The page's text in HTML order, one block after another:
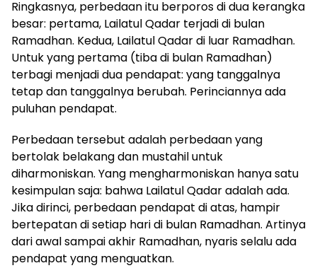
Ringkasnya, perbedaan itu berporos di dua kerangka
besar: pertama, Lailatul Qadar terjadi di bulan
Ramadhan. Kedua, Lailatul Qadar di luar Ramadhan.
Untuk yang pertama (tiba di bulan Ramadhan)
terbagi menjadi dua pendapat: yang tanggalnya
tetap dan tanggalnya berubah. Perinciannya ada
puluhan pendapat.
Perbedaan tersebut adalah perbedaan yang
bertolak belakang dan mustahil untuk
diharmoniskan. Yang mengharmoniskan hanya satu
kesimpulan saja: bahwa Lailatul Qadar adalah ada.
Jika dirinci, perbedaan pendapat di atas, hampir
bertepatan di setiap hari di bulan Ramadhan. Artinya
dari awal sampai akhir Ramadhan, nyaris selalu ada
pendapat yang menguatkan.